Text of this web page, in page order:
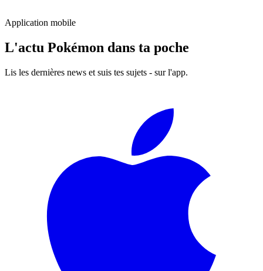
Application mobile
L'actu Pokémon dans ta poche
Lis les dernières news et suis tes sujets - sur l'app.